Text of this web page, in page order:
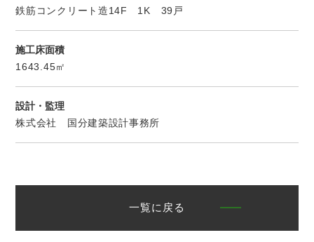
鉄筋コンクリート造14F 1K 39戸
施工床面積
1643.45㎡
設計・監理
株式会社 国分建築設計事務所
一覧に戻る